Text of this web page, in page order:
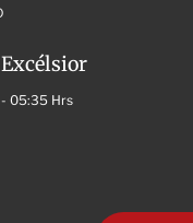
05:35 Hrs